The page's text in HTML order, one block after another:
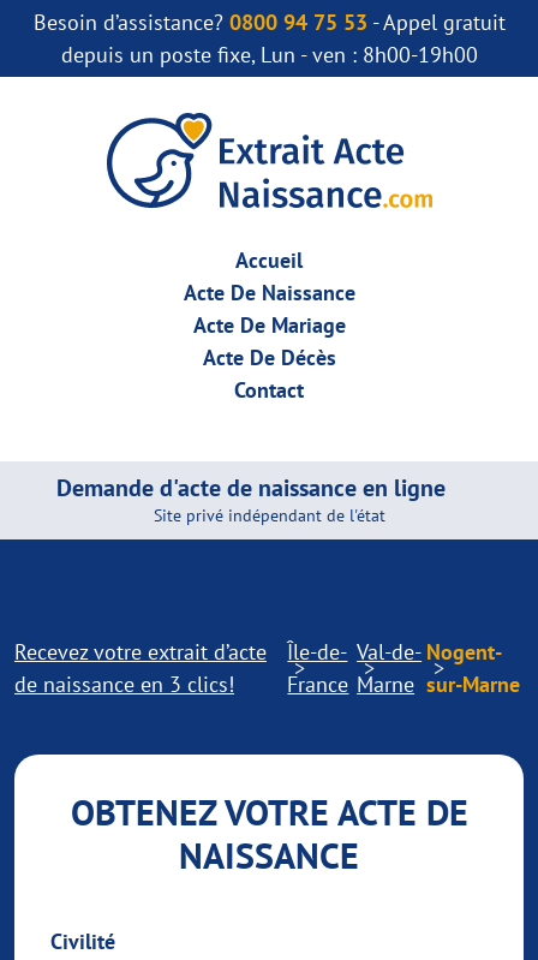
Besoin d’assistance? 0800 94 75 53 - Appel gratuit
depuis un poste fixe, Lun - ven : 8h00-19h00
Accueil
Acte De Naissance
Acte De Mariage
Acte De Décès
Contact
Demande d'acte de naissance en ligne
Site privé indépendant de l'état
Recevez votre extrait d’acte
de naissance en 3 clics!
Île-de-
France
Val-de-
Marne
Nogent-
sur-Marne
OBTENEZ VOTRE ACTE DE
NAISSANCE
Civilité